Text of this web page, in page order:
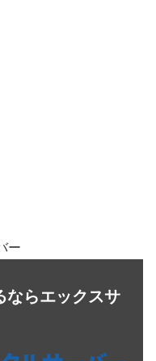
ー
ならエックスサ